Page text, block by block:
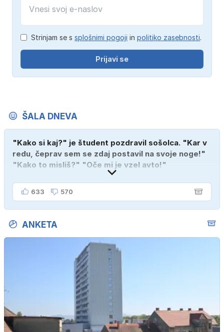
Strinjam se s splošnimi pogoji in politiko zasebnosti.
Prijavi se
ŠALA DNEVA
"Kako si kaj?" je študent pozdravil sošolca. "Kar v
redu, čeprav sem se zdaj postavil na svoje noge!"
"Kako to misliš?" "Oče mi je vzel avto!"
633 570
ANKETA